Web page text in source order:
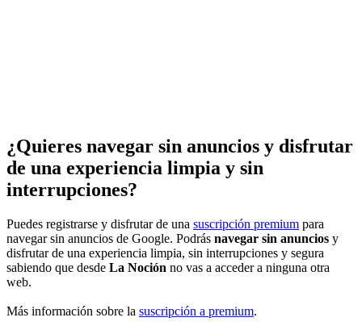
¿Quieres navegar sin anuncios y disfrutar
de una experiencia limpia y sin
interrupciones?
Puedes registrarse y disfrutar de una suscripción premium para
navegar sin anuncios de Google. Podrás navegar sin anuncios y
disfrutar de una experiencia limpia, sin interrupciones y segura
sabiendo que desde La Noción no vas a acceder a ninguna otra
web.
Más información sobre la suscripción a premium.